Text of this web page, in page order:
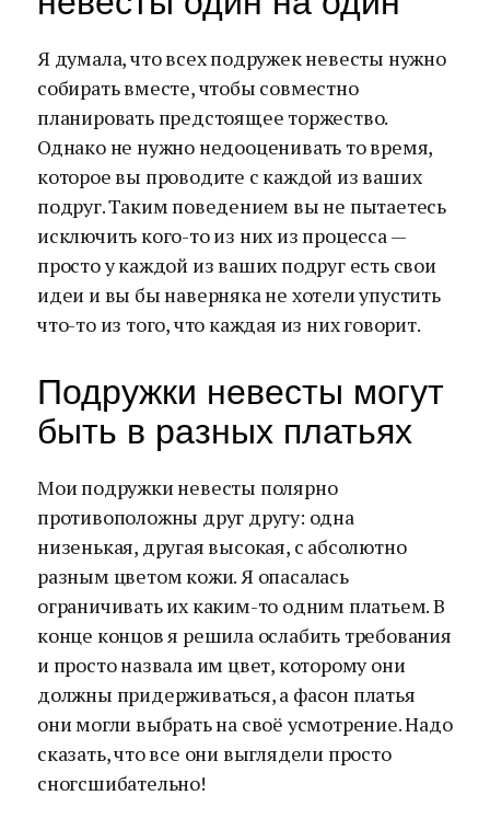
Я думала, что всех подружек невесты нужно
собирать вместе, чтобы совместно
планировать предстоящее торжество.
Однако не нужно недооценивать то время,
которое вы проводите с каждой из ваших
подруг. Таким поведением вы не пытаетесь
исключить кого-то из них из процесса —
просто у каждой из ваших подруг есть свои
идеи и вы бы наверняка не хотели упустить
что-то из того, что каждая из них говорит.
Подружки невесты могут
быть в разных платьях
Мои подружки невесты полярно
противоположны друг другу: одна
низенькая, другая высокая, с абсолютно
разным цветом кожи. Я опасалась
ограничивать их каким-то одним платьем. В
конце концов я решила ослабить требования
и просто назвала им цвет, которому они
должны придерживаться, а фасон платья
они могли выбрать на своё усмотрение. Надо
сказать, что все они выглядели просто
сногсшибательно!